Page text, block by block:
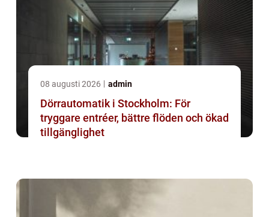
08 augusti 2026 admin
Dörrautomatik i Stockholm: För
tryggare entréer, bättre flöden och ökad
tillgänglighet